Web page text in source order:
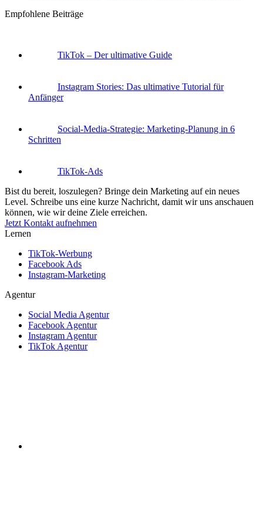
Empfohlene Beiträge
TikTok – Der ultimative Guide
Instagram Stories: Das ultimative Tutorial für
Anfänger
Social-Media-Strategie: Marketing-Planung in 6
Schritten
TikTok-Ads
Bist du bereit, loszulegen? Bringe dein Marketing auf ein neues
Level. Schreibe uns eine kurze Nachricht, damit wir uns anschauen
können, wie wir deine Ziele erreichen.
Jetzt Kontakt aufnehmen
Lernen
TikTok-Werbung
Facebook Ads
Instagram-Marketing
Agentur
Social Media Agentur
Facebook Agentur
Instagram Agentur
TikTok Agentur